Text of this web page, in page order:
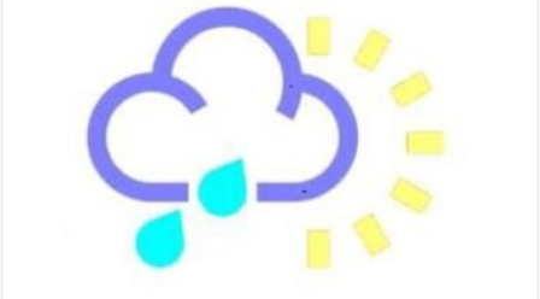
الحرارة
تبدأ
في
الارتفاع
غدًا
مغلقة